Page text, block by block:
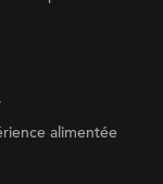
alimentée